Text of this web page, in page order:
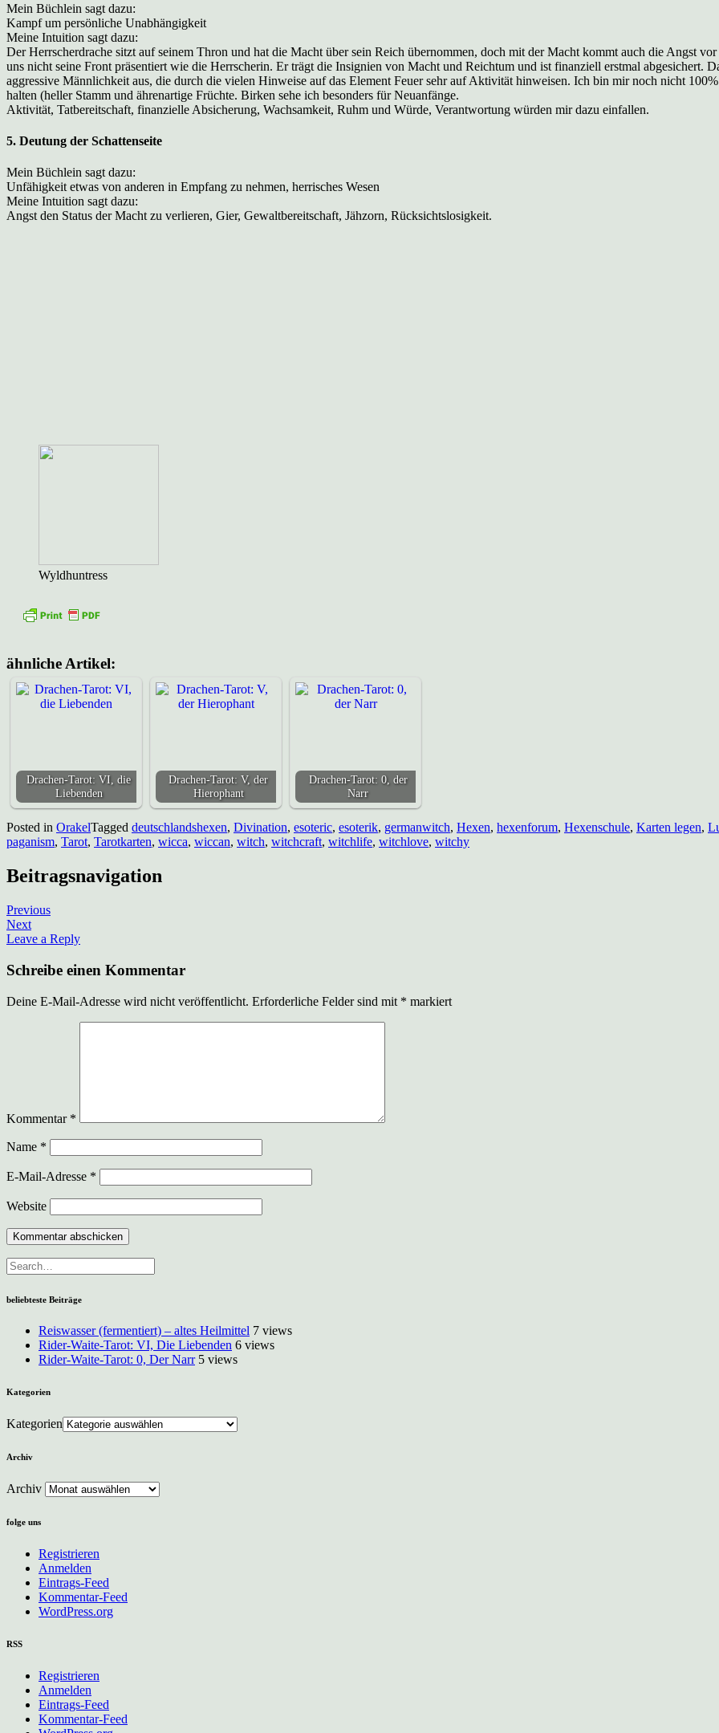
Mein Büchlein sagt dazu:
Kampf um persönliche Unabhängigkeit
Meine Intuition sagt dazu:
Der Herrscherdrache sitzt auf seinem Thron und hat die Macht über sein Reich übernommen, doch mit der Macht kommt auch die Angst
uns nicht seine Front präsentiert wie die Herrscherin. Er trägt die Insignien von Macht und Reichtum und ist finanziell erstmal abgesichert.
aggressive Männlichkeit aus, die durch die vielen Hinweise auf das Element Feuer sehr auf Aktivität hinweisen. Ich bin mir noch nicht
halten (heller Stamm und ährenartige Früchte. Birken sehe ich besonders für Neuanfänge.
Aktivität, Tatbereitschaft, finanzielle Absicherung, Wachsamkeit, Ruhm und Würde, Verantwortung würden mir dazu einfallen.
5. Deutung der Schattenseite
Mein Büchlein sagt dazu:
Unfähigkeit etwas von anderen in Empfang zu nehmen, herrisches Wesen
Meine Intuition sagt dazu:
Angst den Status der Macht zu verlieren, Gier, Gewaltbereitschaft, Jähzorn, Rücksichtslosigkeit.
Wyldhuntress
ähnliche Artikel:
Drachen-Tarot: VI, die
Liebenden
Drachen-Tarot: V, der
Hierophant
Drachen-Tarot: 0, der
Narr
Posted in OrakelTagged deutschlandshexen, Divination, esoteric, esoterik, germanwitch, Hexen, hexenforum, Hexenschule, Karten legen,
paganism, Tarot, Tarotkarten, wicca, wiccan, witch, witchcraft, witchlife, witchlove, witchy
Beitragsnavigation
Previous
Next
Leave a Reply
Schreibe einen Kommentar
Deine E-Mail-Adresse wird nicht veröffentlicht. Erforderliche Felder sind mit * markiert
Kommentar *
Name *
E-Mail-Adresse *
Website
beliebteste Beiträge
Reiswasser (fermentiert) – altes Heilmittel 7 views
Rider-Waite-Tarot: VI, Die Liebenden 6 views
Rider-Waite-Tarot: 0, Der Narr 5 views
Kategorien
Kategorien
Archiv
Archiv
folge uns
Registrieren
Anmelden
Eintrags-Feed
Kommentar-Feed
WordPress.org
RSS
Registrieren
Anmelden
Eintrags-Feed
Kommentar-Feed